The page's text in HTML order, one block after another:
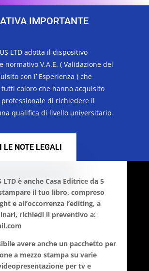
IMPORTANTE
LTD adotta il dispositivo
normativo V.A.E. ( Validazione del
con l’ Esperienza ) che
coloro che hanno acquisito
di richiedere il
qualifica di livello universitario.
LE NOTE LEGALI
LTD è anche Casa Editrice da 5
il tuo libro, compreso
e all’occorrenza l’editing, a
richiedi il preventivo a:
avere anche un pacchetto per
a mezzo stampa su varie
per tv e